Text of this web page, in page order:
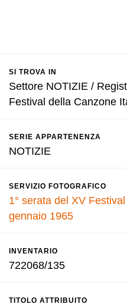
SI TROVA IN
Settore NOTIZIE /
Festival della Canzone
SERIE APPARTENENZA
NOTIZIE
SERVIZIO FOTOGRAFICO
1° serata del XV
gennaio 1965
INVENTARIO
722068/135
TITOLO ATTRIBUITO